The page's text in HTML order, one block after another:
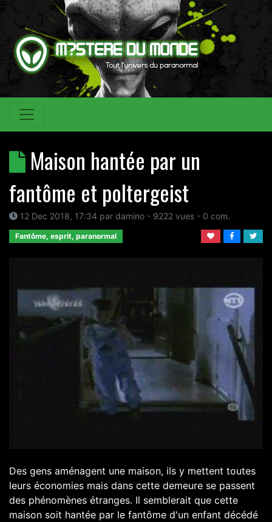
Maison hantée par un
fantôme et poltergeist
12 Dec 2018, 17:34 par damino - 9222 vues - 0 com.
Fantôme, esprit, paranormal
Des gens aménagent une maison, ils y mettent toutes
leurs économies mais dans cette demeure se passent
des phénomènes étranges. Il semblerait que cette
maison soit hantée par le fantôme d'un enfant décédé